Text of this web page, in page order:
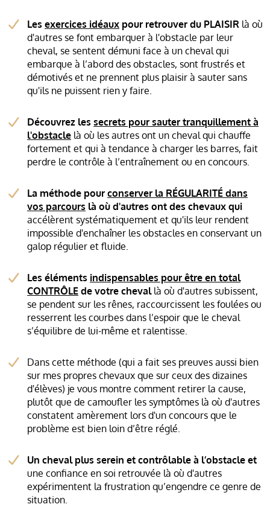
Les exercices idéaux pour retrouver du PLAISIR là où
d'autres se font embarquer à l'obstacle par leur
cheval, se sentent démuni face à un cheval qui
embarque à l’abord des obstacles, sont frustrés et
démotivés et ne prennent plus plaisir à sauter sans
qu'ils ne puissent rien y faire.
Découvrez les secrets pour sauter tranquillement à
l'obstacle là où les autres ont un cheval qui chauffe
fortement et qui à tendance à charger les barres, fait
perdre le contrôle à l’entraînement ou en concours.
La méthode pour conserver la RÉGULARITÉ dans
vos parcours là où d'autres ont des chevaux qui
accélèrent systématiquement et qu'ils leur rendent
impossible d'enchaîner les obstacles en conservant un
galop régulier et fluide.
Les éléments indispensables pour être en total
CONTRÔLE de votre chevallà où d'autres subissent,
se pendent sur les rênes, raccourcissent les foulées ou
resserrent les courbes dans l’espoir que le cheval
s’équilibre de lui-même et ralentisse.
Dans cette méthode (qui a fait ses preuves aussi bien
sur mes propres chevaux que sur ceux des dizaines
d'élèves) je vous montre comment retirer la cause,
plutôt que de camoufler les symptômes là où d'autres
constatent amèrement lors d'un concours que le
problème est bien loin d’être réglé.
Un cheval plus serein et contrôlable à l’obstacle et
une confiance en soi retrouvée là où d'autres
expérimentent la frustration qu’engendre ce genre de
situation.